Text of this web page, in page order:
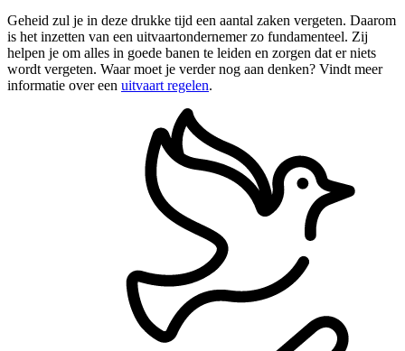
Geheid zul je in deze drukke tijd een aantal zaken vergeten. Daarom
is het inzetten van een uitvaartondernemer zo fundamenteel. Zij
helpen je om alles in goede banen te leiden en zorgen dat er niets
wordt vergeten. Waar moet je verder nog aan denken? Vindt meer
informatie over een uitvaart regelen.